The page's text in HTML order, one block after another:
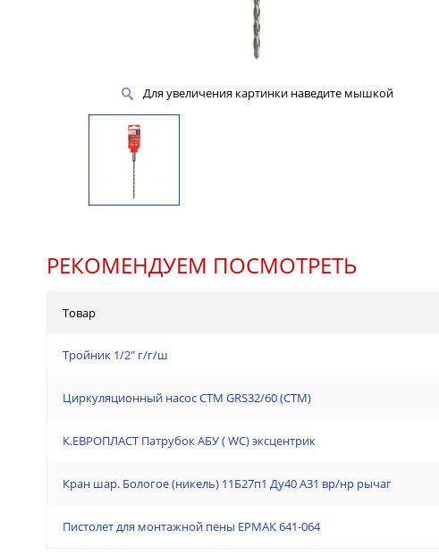
Для увеличения картинки наведите мышкой
РЕКОМЕНДУЕМ ПОСМОТРЕТЬ
Товар
Тройник 1/2" г/г/ш
Циркуляционный насос СТМ GRS32/60 (СТМ)
К.ЕВРОПЛАСТ Патрубок АБУ ( WC) эксцентрик
Кран шар. Бологое (никель) 11Б27п1 Ду40 А31 вр/нр рычаг
Пистолет для монтажной пены ЕРМАК 641-064